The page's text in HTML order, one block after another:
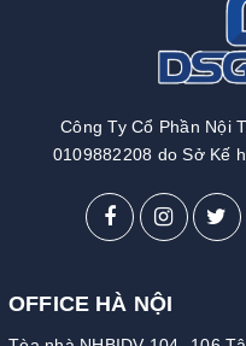
Công Ty Cổ Phần Nội
0109882208 do Sở Kế
OFFICE HÀ NỘI